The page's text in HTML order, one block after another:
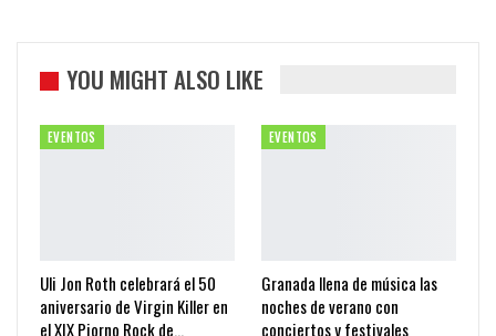
YOU MIGHT ALSO LIKE
EVENTOS
Uli Jon Roth celebrará el 50
aniversario de Virgin Killer en
el XIX Piorno Rock de…
EVENTOS
Granada llena de música las
noches de verano con
conciertos y festivales